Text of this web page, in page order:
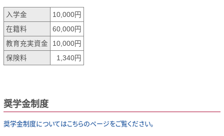
入学金
10,000円
在籍料
60,000円
教育充実資金
10,000円
保険料
1,340円
奨学金制度
奨学金制度についてはこちらのページをご覧ください。